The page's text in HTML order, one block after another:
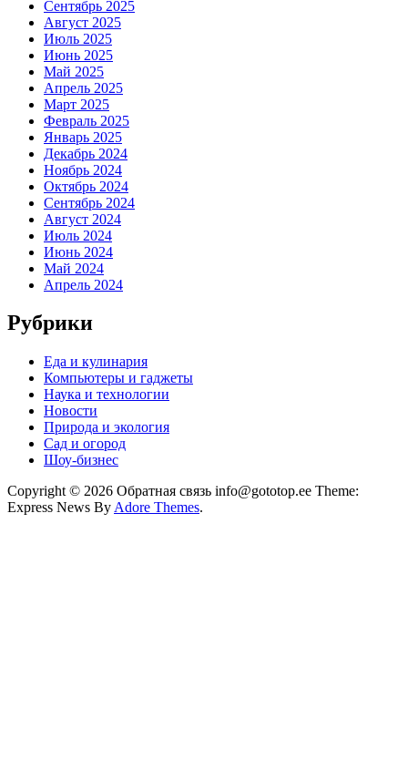
Сентябрь 2025
Август 2025
Июль 2025
Июнь 2025
Май 2025
Апрель 2025
Март 2025
Февраль 2025
Январь 2025
Декабрь 2024
Ноябрь 2024
Октябрь 2024
Сентябрь 2024
Август 2024
Июль 2024
Июнь 2024
Май 2024
Апрель 2024
Рубрики
Еда и кулинария
Компьютеры и гаджеты
Наука и технологии
Новости
Природа и экология
Сад и огород
Шоу-бизнес
Copyright © 2026 Обратная связь info@gototop.ee Theme:
Express News By Adore Themes.